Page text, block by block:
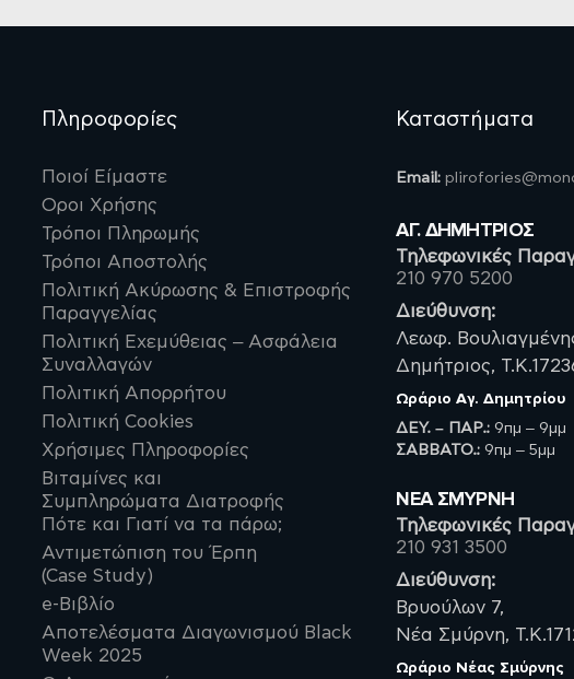
Πληροφορίες
Ποιοί Είμαστε
Οροι Χρήσης
Τρόποι Πληρωμής
Τρόποι Αποστολής
Πολιτική Ακύρωσης & Επιστροφής
Παραγγελίας
Πολιτική Εχεμύθειας – Ασφάλεια
Συναλλαγών
Πολιτική Απορρήτου
Πολιτική Cookies
Χρήσιμες Πληροφορίες
Βιταμίνες και
Συμπληρώματα Διατροφής
Πότε και Γιατί να τα πάρω;
Αντιμετώπιση του Έρπη
(Case Study)
e-Βιβλίο
Αποτελέσματα Διαγωνισμού Black
Week 2025
Καταστήματα
Email:
ΑΓ. ΔΗΜΗΤΡΙΟΣ
Τηλεφωνικές
210 970 5200
Διεύθυνση:
Λεωφ.
Δημήτριος,
ΩράριοΑγ. Δημητρίου
ΔΕΥ. – ΠΑΡ.: 9πμ – 9μμ
ΣΑΒBATO.: 9πμ – 5μμ
ΝΈΑ ΣΜΥΡΝΗ
Τηλεφωνικές
210 931 3500
Διεύθυνση:
Βρυούλων 7,
Νέα Σμύρνη,
Ωράριο Νέας Σμύρνης